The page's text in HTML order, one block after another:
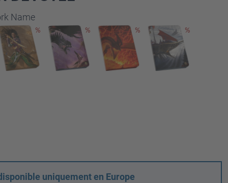
Name
uniquement en Europe